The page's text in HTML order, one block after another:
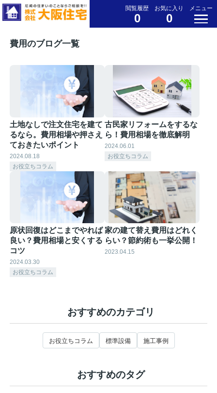
閲覧履歴
0
お気に入り
0
メニュー
費用のブログ一覧
土地なしで注文住宅を建て
るなら。費用相場や押さえ
ておきたいポイント
2024.08.18
お役立ちコラム
古民家リフォームをするな
ら！費用相場を徹底解明
2024.06.01
お役立ちコラム
原状回復はどこまでやれば
良い？費用相場と安くする
コツ
2024.03.30
お役立ちコラム
家の建て替え費用はどれく
らい？節約術も一挙公開！
2023.04.15
おすすめのカテゴリ
お役立ちコラム 標準設備 施工事例
おすすめのタグ